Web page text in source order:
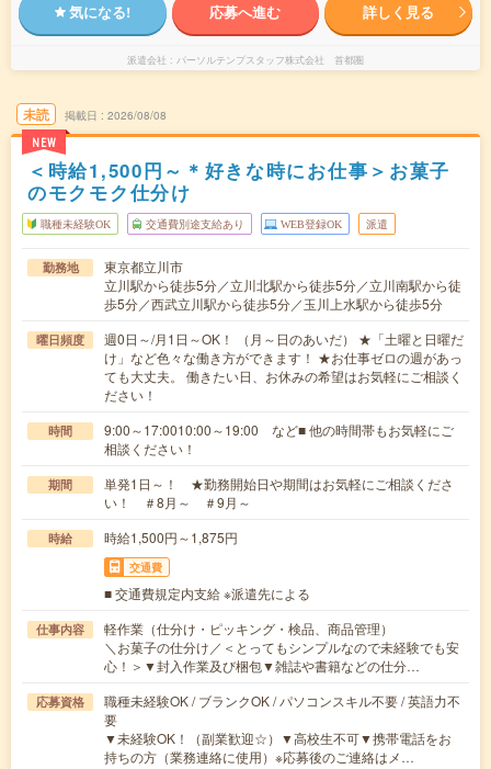
気になる! 応募へ進む 詳しく見る
派遣会社 パーソルテンプスタッフ株式会社 首都圏
未読
NEW
掲載日 2026/08/08
＜時給1,500円～＊好きな時にお仕事＞お菓子
のモクモク仕分け
職種未経験OK 交通費別途支給あり WEB登録OK 派遣
勤務地
東京都立川市
立川駅から徒歩5分／立川北駅から徒歩5分／立川南駅から徒
歩5分／西武立川駅から徒歩5分／玉川上水駅から徒歩5分
曜日頻度
週0日～/月1日～OK！ （月～日のあいだ） ★「土曜と日曜だ
け」など色々な働き方ができます！ ★お仕事ゼロの週があっ
ても大丈夫。 働きたい日、お休みの希望はお気軽にご相談く
ださい！
時間
9:00～17:0010:00～19:00 など■ 他の時間帯もお気軽にご
相談ください！
期間
単発1日～！ ★勤務開始日や期間はお気軽にご相談くださ
い！ ＃8月～ ＃9月～
時給 時給1,500円～1,875円
交通費
■ 交通費規定内支給 ※派遣先による
仕事内容
軽作業（仕分け・ピッキング・検品、商品管理）
＼お菓子の仕分け／＜とってもシンプルなので未経験でも安
心！＞▼封入作業及び梱包▼雑誌や書籍などの仕分…
応募資格
職種未経験OK / ブランクOK / パソコンスキル不要 / 英語力不
要
▼未経験OK！（副業歓迎☆）▼高校生不可▼携帯電話をお
持ちの方（業務連絡に使用）※応募後のご連絡はメ…